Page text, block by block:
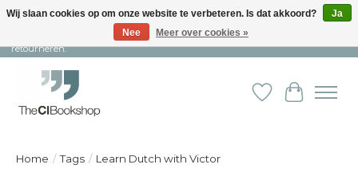
Snelle levering en persoonlijke service ︱ Niet goed? Geld terug! ︱ Gratis
retourneren.
Verlanglijst
Home / Tags / Learn Dutch with Victor
Wij slaan cookies op om onze website te verbeteren. Is dat akkoord?
Ja
Nee
Meer over cookies »